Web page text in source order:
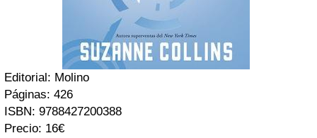
Editorial: Molino
Páginas: 426
ISBN: 9788427200388
Precio: 16€